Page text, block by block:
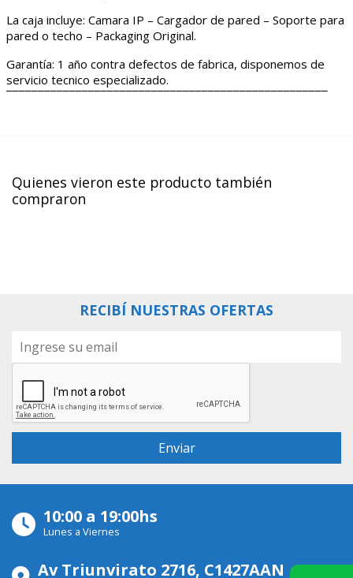
La caja incluye: Camara IP – Cargador de pared – Soporte para
pared o techo – Packaging Original.
Garantía: 1 año contra defectos de fabrica, disponemos de
servicio tecnico especializado.
¯¯¯¯¯¯¯¯¯¯¯¯¯¯¯¯¯¯¯¯¯¯¯¯¯¯¯¯¯¯¯¯¯¯¯¯¯¯¯¯¯¯¯¯¯¯¯¯¯¯¯
Quienes vieron este producto también
compraron
RECIBÍ NUESTRAS OFERTAS
10:00 a 19:00hs
Lunes a Viernes
Av Triunvirato 2716, C1427AAN